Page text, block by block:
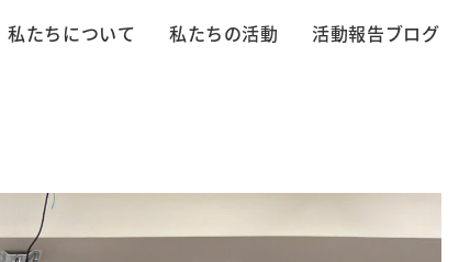
私たちについて 私たちの活動 活動報告ブログ